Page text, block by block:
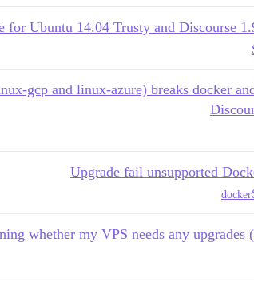
Ubuntu 14.04 Trusty and Discourse
gcp and linux-azure) breaks docker
Upgrade fail unsupported
docker
whether my VPS needs any upgrades